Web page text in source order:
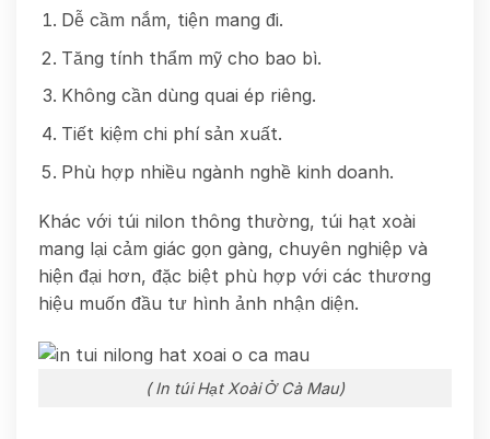
Dễ cầm nắm, tiện mang đi.
Tăng tính thẩm mỹ cho bao bì.
Không cần dùng quai ép riêng.
Tiết kiệm chi phí sản xuất.
Phù hợp nhiều ngành nghề kinh doanh.
Khác với túi nilon thông thường, túi hạt xoài
mang lại cảm giác gọn gàng, chuyên nghiệp và
hiện đại hơn, đặc biệt phù hợp với các thương
hiệu muốn đầu tư hình ảnh nhận diện.
( In túi Hạt Xoài Ở Cà Mau)